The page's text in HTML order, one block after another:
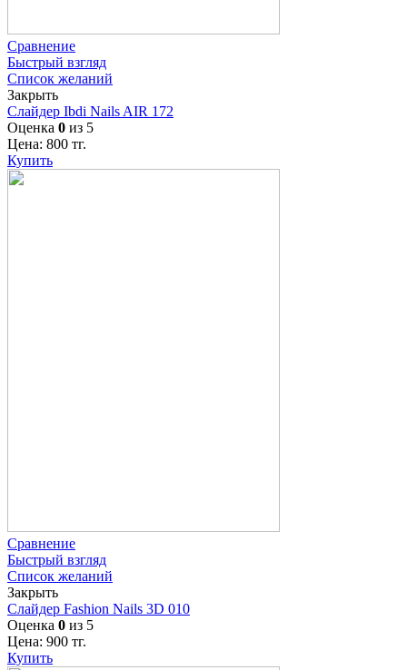
Сравнение
Быстрый взгляд
Список желаний
Закрыть
Слайдер Ibdi Nails AIR 172
Оценка 0 из 5
Цена: 800 тг.
Купить
Сравнение
Быстрый взгляд
Список желаний
Закрыть
Слайдер Fashion Nails 3D 010
Оценка 0 из 5
Цена: 900 тг.
Купить